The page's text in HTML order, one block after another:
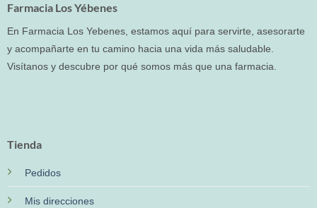
Farmacia Los Yébenes
En Farmacia Los Yebenes, estamos aquí para servirte, asesorarte
y acompañarte en tu camino hacia una vida más saludable.
Visítanos y descubre por qué somos más que una farmacia.
Tienda
Pedidos
Mis direcciones